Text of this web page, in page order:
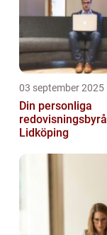
03 september 2025
Din personliga
Lidköping